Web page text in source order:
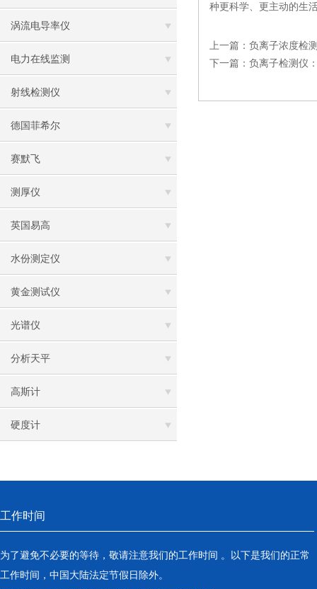
涡流电导率仪
电力在线监测
射线检测仪
德国菲希尔
赛默飞
测厚仪
英国易高
水份测定仪
黄金测试仪
光谱仪
分析天平
高斯计
硬度计
种更科学、更主动的生
上一篇： 负离子浓度检
下一篇： 负离子检测仪
工作时间
为了避免不必要的等待，敬请注意我们的工作时间 。以下是我们的正常
工作时间，中国大陆法定节假日除外。